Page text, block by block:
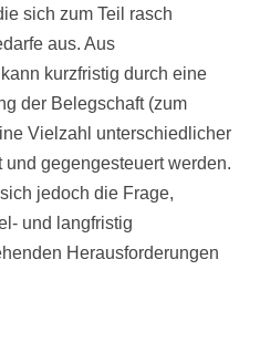
sich zum Teil rasch
aus. Aus
kurzfristig durch eine
der Belegschaft (zum
Vielzahl unterschiedlicher
gegengesteuert werden.
jedoch die Frage,
und langfristig
Herausforderungen